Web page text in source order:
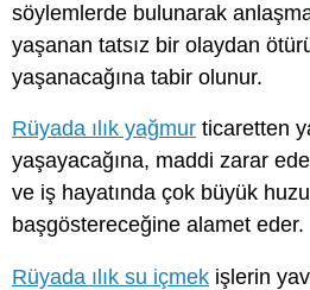
söylemlerde bulunarak
yaşanan tatsız bir olaydan
yaşanacağına tabir olunur.
Rüyada ılık yağmur ticaretten
yaşayacağına, maddi zarar
ve iş hayatında çok büyük
başgöstereceğine alamet eder.
Rüyada ılık su içmek işlerin